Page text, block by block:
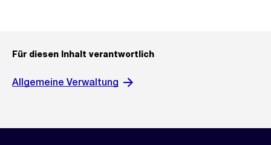
Für diesen Inhalt verantwortlich
Allgemeine Verwaltung